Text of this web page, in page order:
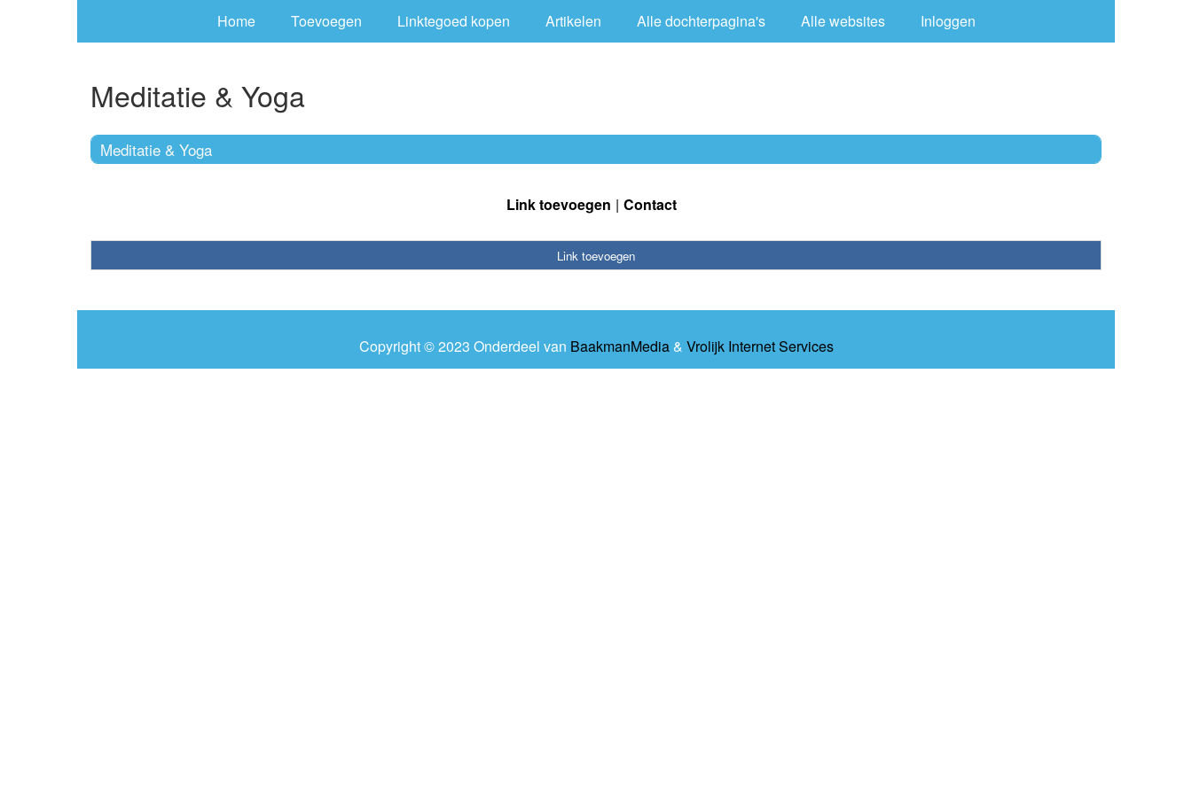
Home Toevoegen Linktegoed kopen Artikelen Alle dochterpagina's Alle websites Inloggen
Meditatie & Yoga
Meditatie & Yoga
Link toevoegen Contact
Link toevoegen
Copyright © 2023 Onderdeel van BaakmanMedia& Vrolijk Internet Services